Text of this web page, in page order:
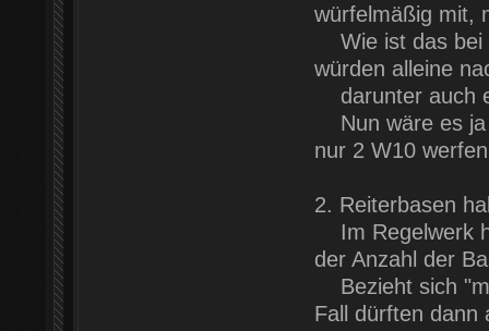
würfelmäßig mit,
Wie ist das bei
würden alleine
darunter auch
Nun wäre es ja
nur 2 W10
2. Reiterbasen
Im Regelwerk
der Anzahl der
Bezieht sich
Fall dürften dann